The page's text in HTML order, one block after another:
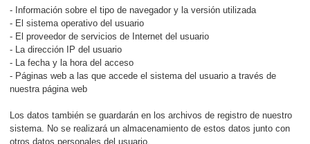
- Información sobre el tipo de navegador y la versión utilizada
- El sistema operativo del usuario
- El proveedor de servicios de Internet del usuario
- La dirección IP del usuario
- La fecha y la hora del acceso
- Páginas web a las que accede el sistema del usuario a través de
nuestra página web
Los datos también se guardarán en los archivos de registro de nuestro
sistema. No se realizará un almacenamiento de estos datos junto con
otros datos personales del usuario.